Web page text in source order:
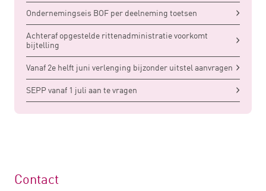
Ondernemingseis BOF per deelneming toetsen
Achteraf opgestelde rittenadministratie voorkomt
bijtelling
Vanaf 2e helft juni verlenging bijzonder uitstel aanvragen
SEPP vanaf 1 juli aan te vragen
Contact